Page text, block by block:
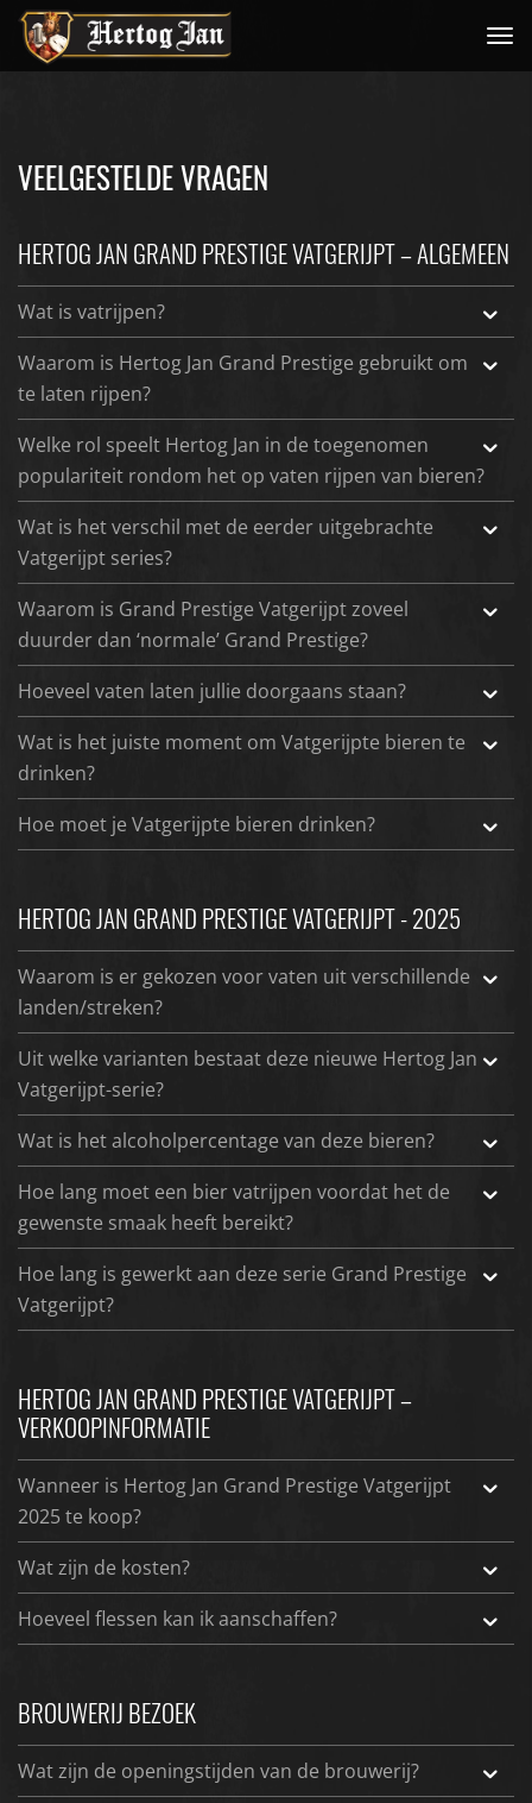
VEELGESTELDE VRAGEN
HERTOG JAN GRAND PRESTIGE VATGERIJPT – ALGEMEEN
Wat is vatrijpen?
Waarom is Hertog Jan Grand Prestige gebruikt om
te laten rijpen?
Welke rol speelt Hertog Jan in de toegenomen
populariteit rondom het op vaten rijpen van bieren?
Wat is het verschil met de eerder uitgebrachte
Vatgerijpt series?
Waarom is Grand Prestige Vatgerijpt zoveel
duurder dan ‘normale’ Grand Prestige?
Hoeveel vaten laten jullie doorgaans staan?
Wat is het juiste moment om Vatgerijpte bieren te
drinken?
Hoe moet je Vatgerijpte bieren drinken?
HERTOG JAN GRAND PRESTIGE VATGERIJPT - 2025
Waarom is er gekozen voor vaten uit verschillende
landen/streken?
Uit welke varianten bestaat deze nieuwe Hertog Jan
Vatgerijpt-serie?
Wat is het alcoholpercentage van deze bieren?
Hoe lang moet een bier vatrijpen voordat het de
gewenste smaak heeft bereikt?
Hoe lang is gewerkt aan deze serie Grand Prestige
Vatgerijpt?
HERTOG JAN GRAND PRESTIGE VATGERIJPT –
VERKOOPINFORMATIE
Wanneer is Hertog Jan Grand Prestige Vatgerijpt
2025 te koop?
Wat zijn de kosten?
Hoeveel flessen kan ik aanschaffen?
BROUWERIJ BEZOEK
Wat zijn de openingstijden van de brouwerij?